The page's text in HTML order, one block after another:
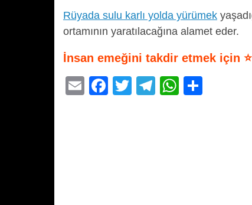
Rüyada sulu karlı yolda yürümek
ortamının yaratılacağına alamet eder.
İnsan emeğini takdir etmek için
E
F
T
T
W